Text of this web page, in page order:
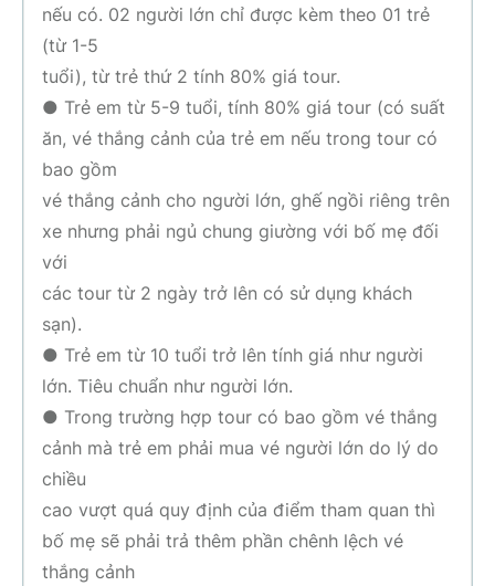
nếu có. 02 người lớn chỉ được kèm theo 01 trẻ
(từ 1-5
tuổi), từ trẻ thứ 2 tính 80% giá tour.
● Trẻ em từ 5-9 tuổi, tính 80% giá tour (có suất
ăn, vé thắng cảnh của trẻ em nếu trong tour có
bao gồm
vé thắng cảnh cho người lớn, ghế ngồi riêng trên
xe nhưng phải ngủ chung giường với bố mẹ đối
với
các tour từ 2 ngày trở lên có sử dụng khách
sạn).
● Trẻ em từ 10 tuổi trở lên tính giá như người
lớn. Tiêu chuẩn như người lớn.
● Trong trường hợp tour có bao gồm vé thắng
cảnh mà trẻ em phải mua vé người lớn do lý do
chiều
cao vượt quá quy định của điểm tham quan thì
bố mẹ sẽ phải trả thêm phần chênh lệch vé
thắng cảnh